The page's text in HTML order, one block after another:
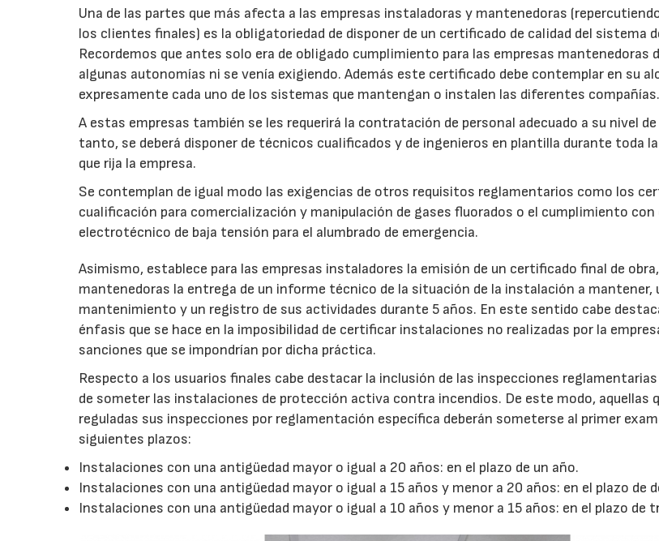
Una de las partes que más afecta a las empresas instaladoras y mantenedoras
los clientes finales) es la obligatoriedad de disponer de un certificado de calidad del sistema
Recordemos que antes solo era de obligado cumplimiento para las empresas mantenedoras
algunas autonomías ni se venía exigiendo. Además este certificado debe contemplar en su
expresamente cada uno de los sistemas que mantengan o instalen las diferentes compañías.
A estas empresas también se les requerirá la contratación de personal adecuado a su nivel
tanto, se deberá disponer de técnicos cualificados y de ingenieros en plantilla durante toda
que rija la empresa.
Se contemplan de igual modo las exigencias de otros requisitos reglamentarios como los
cualificación para comercialización y manipulación de gases fluorados o el cumplimiento
electrotécnico de baja tensión para el alumbrado de emergencia.
Asimismo, establece para las empresas instaladores la emisión de un certificado final de
mantenedoras la entrega de un informe técnico de la situación de la instalación a mantener,
mantenimiento y un registro de sus actividades durante 5 años. En este sentido cabe
énfasis que se hace en la imposibilidad de certificar instalaciones no realizadas por la
sanciones que se impondrían por dicha práctica.
Respecto a los usuarios finales cabe destacar la inclusión de las inspecciones reglamentarias
de someter las instalaciones de protección activa contra incendios. De este modo, aquellas
reguladas sus inspecciones por reglamentación específica deberán someterse al primer
siguientes plazos:
Instalaciones con una antigüedad mayor o igual a 20 años: en el plazo de un año.
Instalaciones con una antigüedad mayor o igual a 15 años y menor a 20 años: en el plazo de
Instalaciones con una antigüedad mayor o igual a 10 años y menor a 15 años: en el plazo de